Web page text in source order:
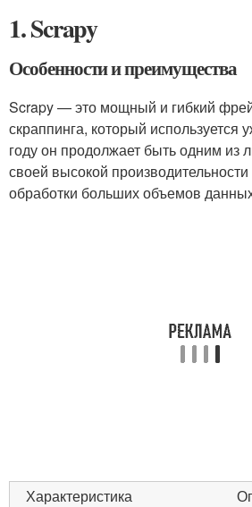
1. Scrapy
Особенности и преимущества
Scrapy — это мощный и гибкий
скраппинга, который используется
году он продолжает быть одним из
своей высокой
обработки больших объемов
Характеристика